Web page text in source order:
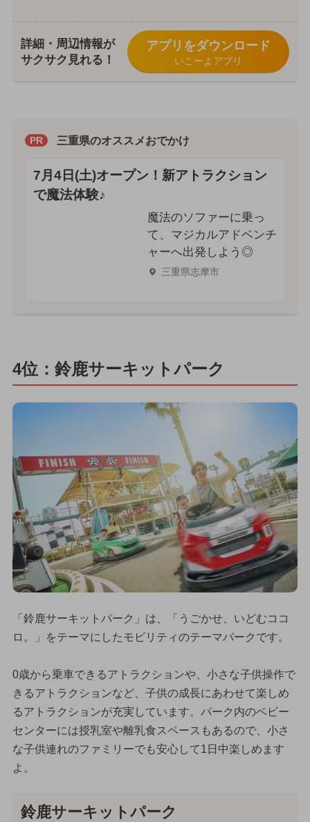
詳細・周辺情報が
サクサク見れる！
アプリをダウンロード
いこーよアプリ
PR 三重県のオススメおでかけ
7月4日(土)オープン！新アトラクション
で魔法体験♪
魔法のソファーに乗っ
て、マジカルアドベンチ
ャーへ出発しよう◎
三重県志摩市
4位：鈴鹿サーキットパーク
「鈴鹿サーキットパーク」は、「うごかせ、いどむココ
ロ。」をテーマにしたモビリティのテーマパークです。
0歳から乗車できるアトラクションや、小さな子供操作で
きるアトラクションなど、子供の成長にあわせて楽しめ
るアトラクションが充実しています。パーク内のベビー
センターには授乳室や離乳食スペースもあるので、小さ
な子供連れのファミリーでも安心して1日中楽しめます
よ。
鈴鹿サーキットパーク